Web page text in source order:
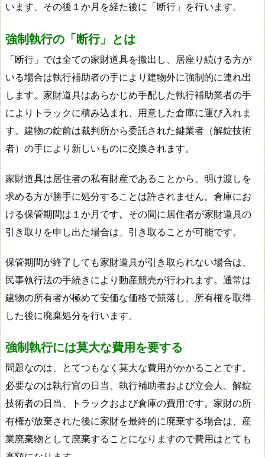
います、その後１か月を経た後に「断行」を行います。
強制執行の「断行」とは
「断行」では全ての家財道具を搬出し、居座り続ける方が
いる場合は執行補助者の手により建物外に強制的に連れ出
します。家財道具はあらかじめ手配した執行補助業者の手
によりトラックに積み込まれ、用意した倉庫に運び入れま
す。建物の錠前は裁判所から委託された鍵業者（解錠技術
者）の手により新しいものに交換されます。
家財道具は居住者の私有財産であることから、明け渡しを
求める方が勝手に処分することは許されません。倉庫にお
ける保管期間は１か月です。その間に居住者が家財道具の
引き取りを申し出た場合は、引き取ることが可能です。
保管期間が終了しても家財道具が引き取られない場合は、
民事執行法の手続きにより動産競売が行われます。通常は
建物の所有者が極めて安価な価格で競落し、所有権を取得
した後に廃棄処分を行います。
強制執行には莫大な費用を要する
問題なのは、とてつもなく莫大な費用がかかることです。
必要なのは執行官の日当、執行補助者および立会人、解錠
技術者の日当、トラックおよび倉庫の費用です。家財の所
有権が放棄された後に家財を最終的に廃棄する場合は、産
業廃棄物として廃棄することになりますので費用はとても